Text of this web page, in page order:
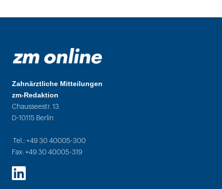
Zahnärztliche Mitteilungen
zm-Redaktion
Chausseestr. 13
D-10115 Berlin
Tel.: +49 30 40005-300
Fax: +49 30 40005-319
LinkedIn